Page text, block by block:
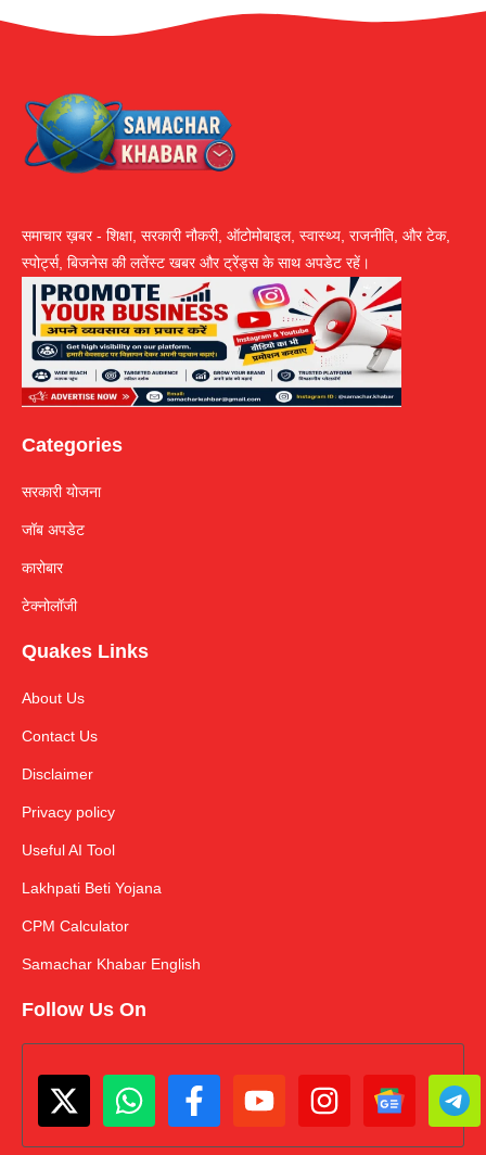
समाचार ख़बर - शिक्षा, सरकारी नौकरी, ऑटोमोबाइल, स्वास्थ्य, राजनीति, और टेक,
स्पोर्ट्स, बिजनेस की लतेंस्ट खबर और ट्रेंड्स के साथ अपडेट रहें।
Categories
सरकारी योजना
जॉब अपडेट
कारोबार
टेक्नोलॉजी
Quakes Links
About Us
Contact Us
Disclaimer
Privacy policy
Useful AI Tool
Lakhpati Beti Yojana
CPM Calculator
Samachar Khabar English
Follow Us On